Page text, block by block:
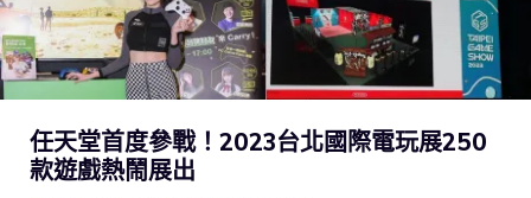
任天堂首度參戰！2023台北國際電玩展250
款遊戲熱鬧展出